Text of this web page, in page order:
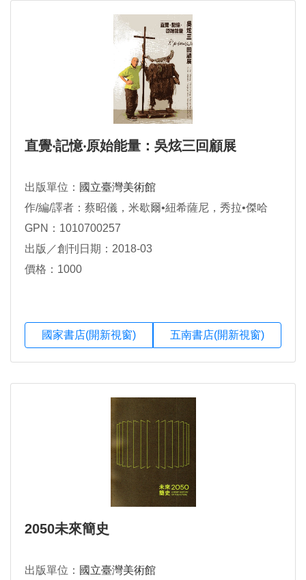
直覺‧記憶‧原始能量：吳炫三回顧展
出版單位： 國立臺灣美術館
作/編/譯者：蔡昭儀，米歇爾•紐希薩尼，秀拉•傑哈
GPN：1010700257
出版／創刊日期：2018-03
價格：1000
國家書店(開新視窗) 五南書店(開新視窗)
2050未來簡史
出版單位： 國立臺灣美術館